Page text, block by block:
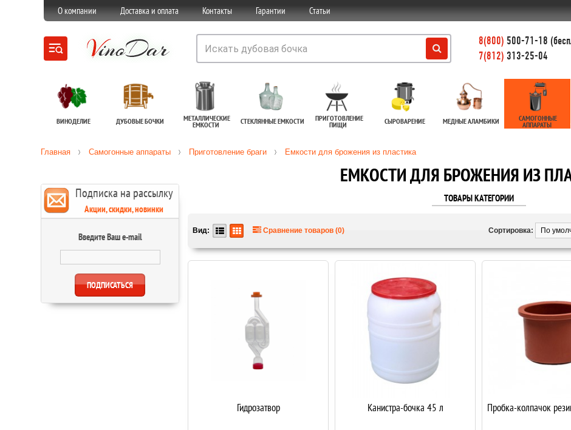
О компании Доставка и оплата Контакты Гарантии Статьи
8(800) 500-71-18
7(812) 313-25-04
ВИНОДЕЛИЕ ДУБОВЫЕ БОЧКИ МЕТАЛЛИЧЕСКИЕ
ЕМКОСТИ СТЕКЛЯННЫЕ ЕМКОСТИ ПРИГОТОВЛЕНИЕ
ПИЩИ СЫРОВАРЕНИЕ МЕДНЫЕ АЛАМБИКИ САМОГОННЫЕ
АППАРАТЫ
Главная Самогонные аппараты Приготовление браги Емкости для брожения из пластика
Подписка на рассылку
Акции, скидки, новинки
Введите Ваш e-mail
ЕМКОСТИ ДЛЯ БРОЖЕНИЯ ИЗ
ТОВАРЫ КАТЕГОРИИ
Вид: Сравнение товаров (0) Сортировка:
Гидрозатвор Канистра-бочка 45 л Пробка-колпачок